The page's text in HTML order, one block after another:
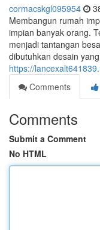
cormacskgl095954
Membangun rumah
impian banyak orang.
menjadi tantangan
dibutuhkan desain
https://
Comments
Comments
Submit a Comment
No HTML